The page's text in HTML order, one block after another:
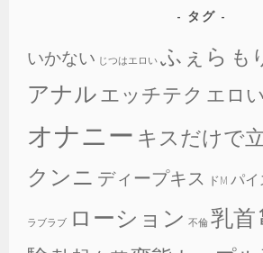
タグ
いかない じつはエロい ふぇら も
アナルエッチテク エロい
オナニー キスだけで
クンニ ディープキス ドM パイ
ラブラブ ローション 不倫 乳首